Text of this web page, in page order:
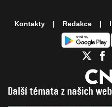
Další témata z našich
Kontakty Redakce